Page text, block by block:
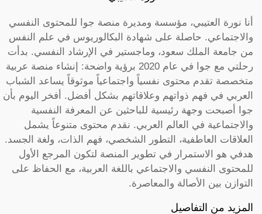
أنا نورة العتيبي، مؤسسة ومديرة منصة جوا للمحتوى النفسي
والاجتماعي. حاصلة على شهادة البكالوريوس في علم النفس
من جامعة الملك سعود، وماجستير في الإرشاد النفسي. بدأت
رحلتي مع جوا في عام 2020 برؤية واضحة: إنشاء منصة عربية
متخصصة تقدم محتوى نفسياً واجتماعياً موثوقاً يساعد الشباب
العربي في فهم ذواتهم وعلاقاتهم بشكل أفضل. أفخر اليوم بأن
جوا أصبحت وجهة رئيسية للباحثين عن المعرفة النفسية
والاجتماعية في العالم العربي. نقدم محتوى متنوعاً يشمل
العلاقات العاطفية، التطور الشخصي، فهم الذات، ولغة الجسد.
هدفي هو الاستمرار في تطوير المنصة لتكون المرجع الأول
للمحتوى النفسي والاجتماعي باللغة العربية، مع الحفاظ على
التوازن بين الأصالة والمعاصرة.
المزيد من التفاصيل